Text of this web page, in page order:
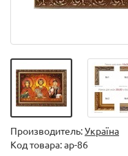
Производитель:Україна
Код товара:ар-86